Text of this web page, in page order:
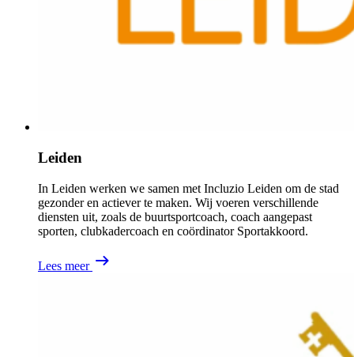
Leiden
In Leiden werken we samen met Incluzio Leiden om de stad
gezonder en actiever te maken. Wij voeren verschillende
diensten uit, zoals de buurtsportcoach, coach aangepast
sporten, clubkadercoach en coördinator Sportakkoord.
Lees meer